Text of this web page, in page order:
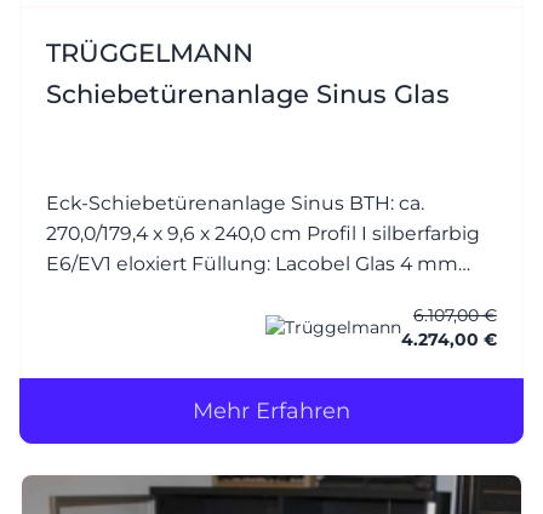
TRÜGGELMANN
Schiebetürenanlage Sinus Glas
Eck-Schiebetürenanlage Sinus BTH: ca.
270,0/179,4 x 9,6 x 240,0 cm Profil I silberfarbig
E6/EV1 eloxiert Füllung: Lacobel Glas 4 mm
6.107,00 €
4.274,00 €
Mehr Erfahren